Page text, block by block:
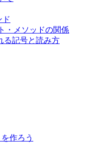
ド
・メソッドの関係
る記号と読み方
作ろう